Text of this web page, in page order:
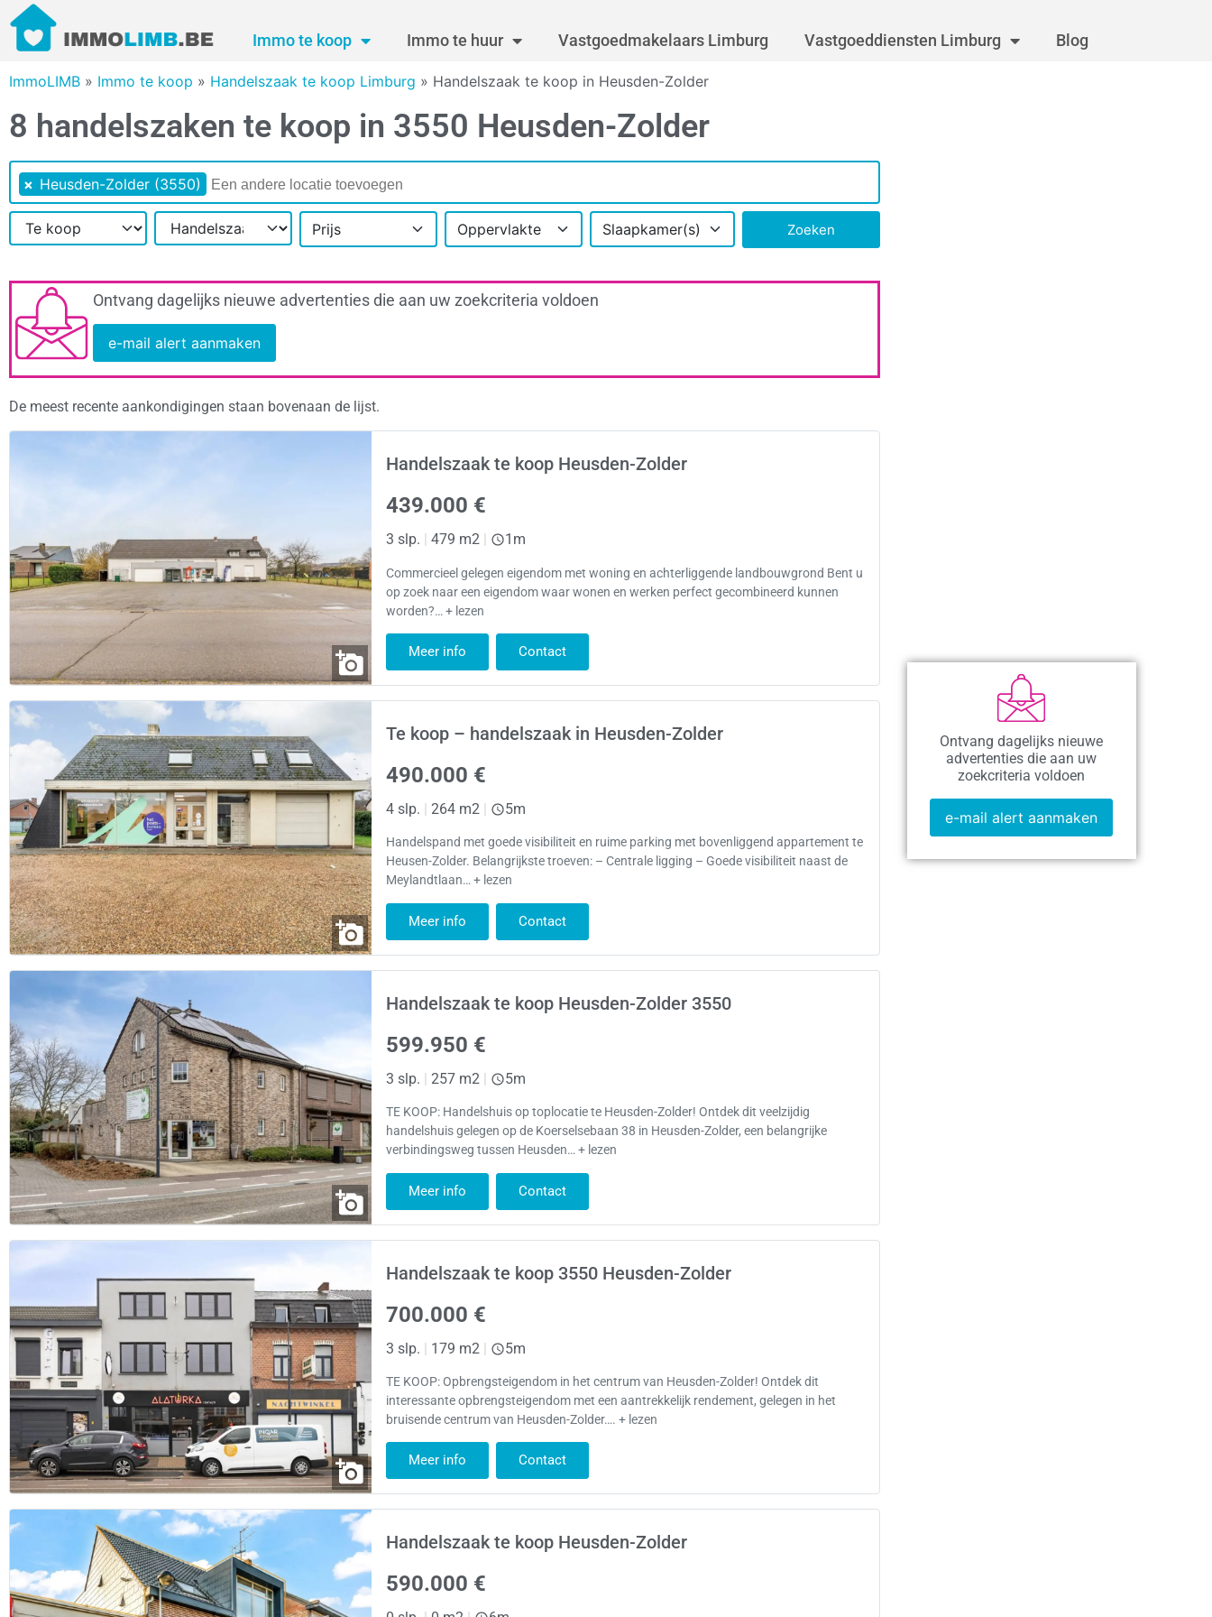
Immo te koop Immo te huur Vastgoedmakelaars Limburg Vastgoeddiensten Limburg Blog
ImmoLIMB » Immo te koop » Handelszaak te koop Limburg » Handelszaak te koop in Heusden-Zolder
8 handelszaken te koop in 3550 Heusden-Zolder
× Heusden-Zolder (3550)
Prijs Oppervlakte Slaapkamer(s) Zoeken
Ontvang dagelijks nieuwe advertenties die aan uw zoekcriteria voldoen
e-mail alert aanmaken
De meest recente aankondigingen staan bovenaan de lijst.
Handelszaak te koop Heusden-Zolder
439.000 €
3 slp. 479 m2 1m
Commercieel gelegen eigendom met woning en achterliggende landbouwgrond Bent u
op zoek naar een eigendom waar wonen en werken perfect gecombineerd kunnen
worden?… + lezen
Meer info Contact
Te koop – handelszaak in Heusden-Zolder
490.000 €
4 slp. | 264 m2 | 5m
Handelspand met goede visibiliteit en ruime parking met bovenliggend appartement te
Heusen-Zolder. Belangrijkste troeven: – Centrale ligging – Goede visibiliteit naast de
Meylandtlaan… + lezen
Meer info Contact
Handelszaak te koop Heusden-Zolder 3550
599.950 €
3 slp. | 257 m2 | 5m
TE KOOP: Handelshuis op toplocatie te Heusden-Zolder! Ontdek dit veelzijdig
handelshuis gelegen op de Koerselsebaan 38 in Heusden-Zolder, een belangrijke
verbindingsweg tussen Heusden… + lezen
Meer info Contact
Handelszaak te koop 3550 Heusden-Zolder
700.000 €
3 slp. | 179 m2 | 5m
TE KOOP: Opbrengsteigendom in het centrum van Heusden-Zolder! Ontdek dit
interessante opbrengsteigendom met een aantrekkelijk rendement, gelegen in het
bruisende centrum van Heusden-Zolder…. + lezen
Meer info Contact
Handelszaak te koop Heusden-Zolder
590.000 €
Ontvang dagelijks nieuwe
advertenties die aan uw
zoekcriteria voldoen
e-mail alert aanmaken